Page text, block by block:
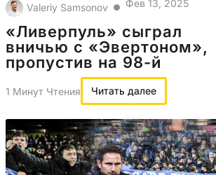
Valeriy Samsonov ● Фев 13, 2025
«Ливерпуль» сыграл
вничью с «Эвертоном»,
пропустив на 98-й
1 Минут Чтения Читать далее